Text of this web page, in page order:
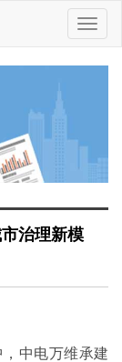
中
国
治理新模
中电万维承建